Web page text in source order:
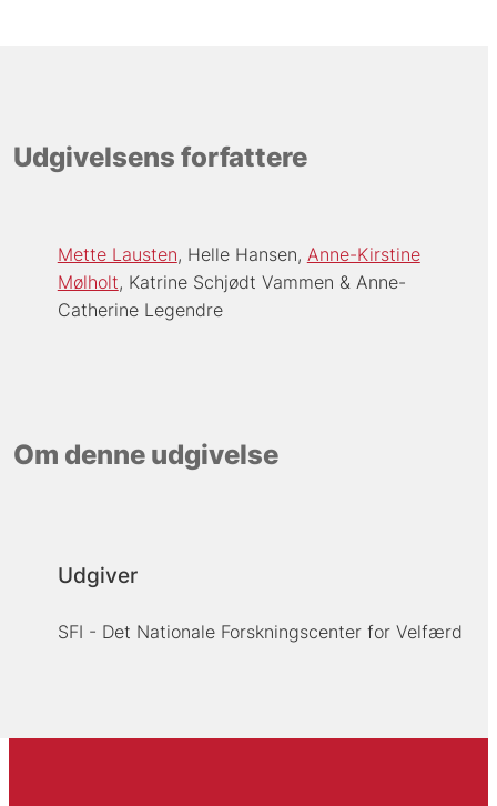
Udgivelsens forfattere
Mette Lausten Helle Hansen Anne-Kirstine
Mølholt Katrine Schjødt Vammen
Anne-
Catherine Legendre
Om denne udgivelse
Udgiver
SFI - Det Nationale Forskningscenter for Velfærd